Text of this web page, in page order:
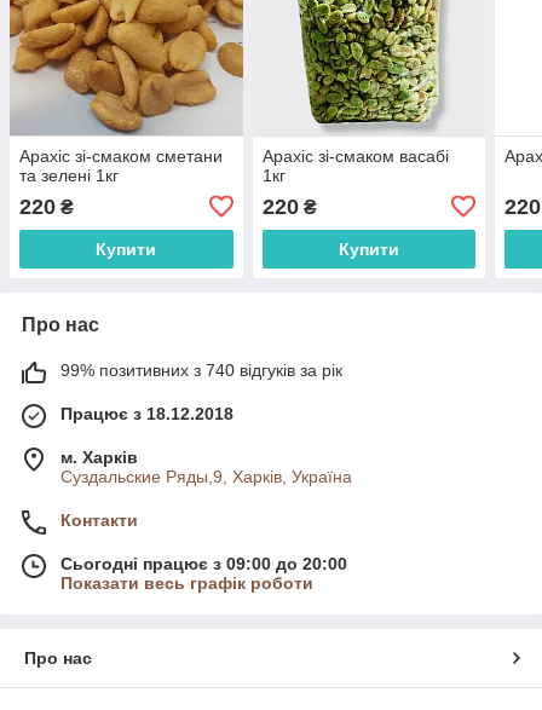
Арахіс зі-смаком сметани
та зелені 1кг
220 ₴
Купити
Арахіс зі-смаком васабі
1кг
220₴
Купити
220
Про нас
99% позитивних з 740 відгуків за рік
Працює з 18.12.2018
м. Харків
Суздальские Ряды,9, Харків, Україна
Контакти
Сьогодні працює з 09:00 до 20:00
Показати весь графік роботи
Про нас